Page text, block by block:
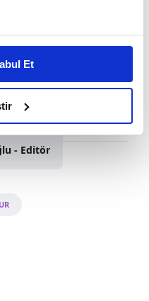
sizlere özel
Bunu yaparken
deneyimi sunmak
sunabilmek adına
ve bu noktada,
noktasında tek gelir
isteriz.
Et
- Editör